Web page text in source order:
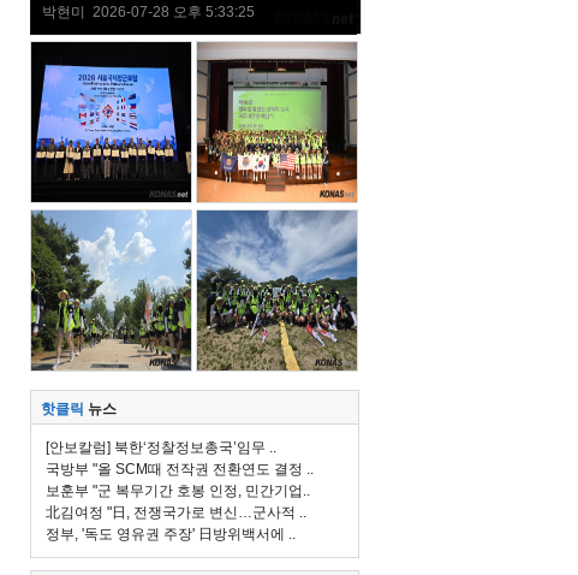
박현미 2026-07-28 오후 5:33:25
핫클릭 뉴스
[안보칼럼] 북한‘정찰정보총국’임무 ..
국방부 "올 SCM때 전작권 전환연도 결정 ..
보훈부 "군 복무기간 호봉 인정, 민간기업..
北김여정 "日, 전쟁국가로 변신…군사적 ..
정부, '독도 영유권 주장' 日방위백서에 ..